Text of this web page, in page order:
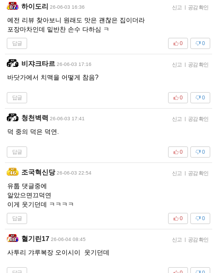
하이도리 26-06-03 16:36 신고 | 공감 확인
예전 리뷰 찾아보니 원래도 맛은 괜찮은 집이더라
포장마차인데 밑반찬 손수 다하심 ㅋ
답글 0
0
비쟈크타르 26-06-03 17:16 신고 | 공감 확인
바닷가에서 치맥을 어떻게 참음?
답글 0
0
청천벽력 26-06-03 17:41 신고 | 공감 확인
덕 중의 덕은 덕연.
답글 0
0
조국혁신당 26-06-03 22:54 신고 | 공감 확인
유툽 댓글중에
알았으면끄덕연
이게 웃기던데 ㅋㅋㅋㅋ
답글 0
0
혈기린17 26-06-04 08:45 신고 | 공감 확인
사투리 갸루복장 오이시이 웃기던데